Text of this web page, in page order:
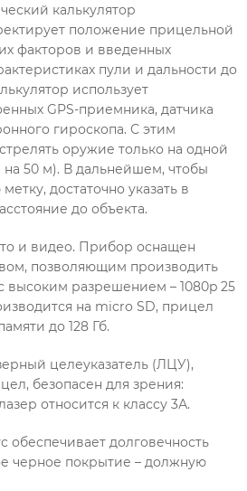
калькулятор
положение прицельной
факторов и введенных
пули и дальности до
использует
GPS-приемника, датчика
гироскопа. С этим
оружие только на одной
50 м). В дальнейшем, чтобы
достаточно указать в
до объекта.
и видео. Прибор оснащен
позволяющим производить
высоким разрешением – 1080p 25
на micro SD, прицел
до 128 Гб.
целеуказатель (ЛЦУ),
безопасен для зрения:
относится к классу 3А.
обеспечивает долговечность
черное покрытие – должную